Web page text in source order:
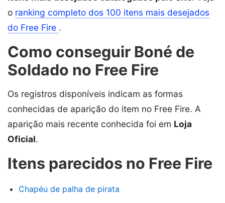
o ranking completo dos 100 itens mais desejados
do Free Fire .
Como conseguir Boné de
Soldado no Free Fire
Os registros disponíveis indicam as formas
conhecidas de aparição do item no Free Fire. A
aparição mais recente conhecida foi em Loja
Oficial.
Itens parecidos no Free Fire
Chapéu de palha de pirata